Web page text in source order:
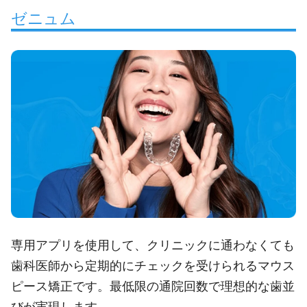
ゼニュム
専用アプリを使用して、クリニックに通わなくても
歯科医師から定期的にチェックを受けられるマウス
ピース矯正です。最低限の通院回数で理想的な歯並